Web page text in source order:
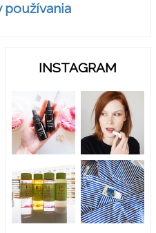
používania
INSTAGRAM